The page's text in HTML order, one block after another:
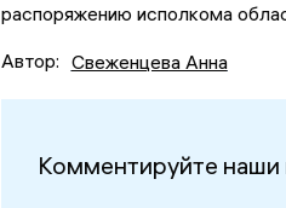
распоряжению исполкома
Автор: Свеженцева Анна
Комментируйте наши